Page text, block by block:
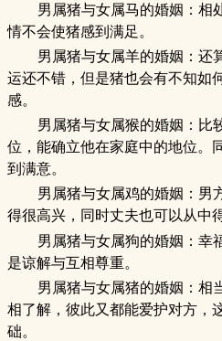
男属猪与女属马的婚姻：相
情不会使猪感到满足。
男属猪与女属羊的婚姻：还
运还不错，但是猪也会有不知如
感。
男属猪与女属猴的婚姻：比
位，能确立他在家庭中的地位。
到满意。
男属猪与女属鸡的婚姻：男
得很高兴，同时丈夫也可以从中
男属猪与女属狗的婚姻：幸
是谅解与互相尊重。
男属猪与女属猪的婚姻：相
相了解，彼此又都能爱护对方，
础。